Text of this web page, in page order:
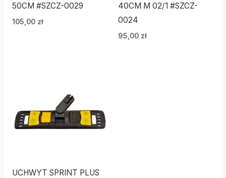
50CM #SZCZ-0029
105,00 zł
40CM M 02/1 #SZCZ-
0024
95,00 zł
UCHWYT SPRINT PLUS